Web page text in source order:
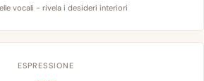
vocali - rivela i desideri interiori
ESPRESSIONE